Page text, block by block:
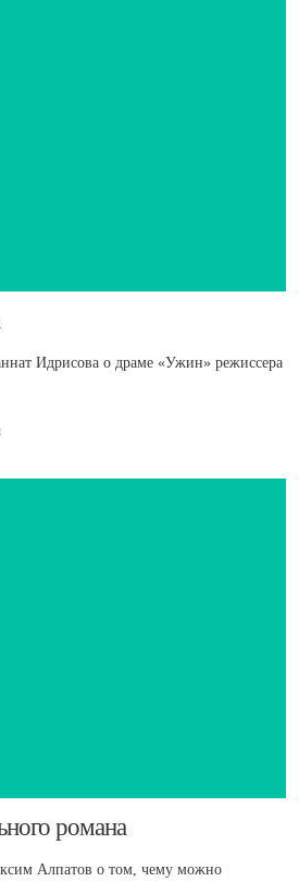
Идрисова о драме «Ужин» режиссера
романа
Алпатов о том, чему можно